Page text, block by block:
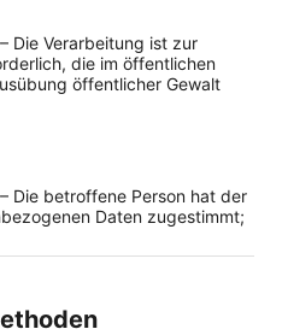
Die Verarbeitung ist zur
die im öffentlichen
öffentlicher Gewalt
Die betroffene Person hat der
Daten zugestimmt;